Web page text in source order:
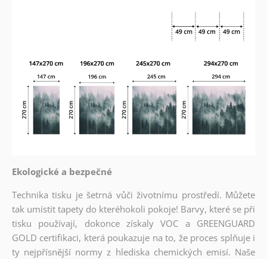
Ekologické a bezpečné
Technika tisku je šetrná vůči životnímu prostředí. Můžete
tak umístit tapety do kteréhokoli pokoje! Barvy, které se při
tisku používají, dokonce získaly VOC a GREENGUARD
GOLD certifikaci, která poukazuje na to, že proces splňuje i
ty nejpřísnější normy z hlediska chemických emisí. Naše